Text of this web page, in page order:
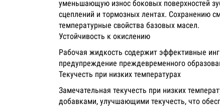
уменьшающую износ боковых поверхностей
сцеплений и тормозных лентах. Сохранению
температурные свойства базовых масел.
Устойчивость к окислению
Рабочая жидкость содержит эффективные
предупреждение преждевременного
Текучесть при низких температурах
Замечательная текучесть при низких
добавками, улучшающими текучесть, что